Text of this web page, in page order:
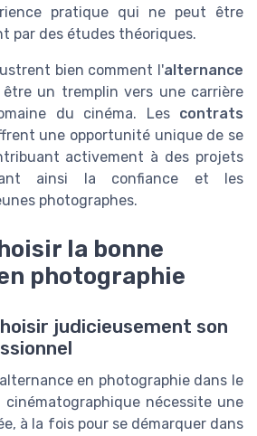
pratique qui ne peut être
par des études théoriques.
bien comment l'alternance
un tremplin vers une carrière
du cinéma. Les contrats
une opportunité unique de se
activement à des projets
ainsi la confiance et les
photographes.
la bonne
photographie
judicieusement son
en photographie dans le
nécessite une
à la fois pour se démarquer dans